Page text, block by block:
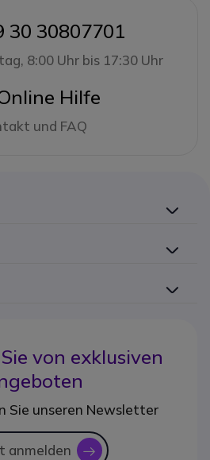
30 30807701
8:00 Uhr bis 17:30 Uhr
Hilfe
und FAQ
von exklusiven
Sie unseren Newsletter
anmelden icon